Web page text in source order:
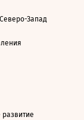
Запад
развитие